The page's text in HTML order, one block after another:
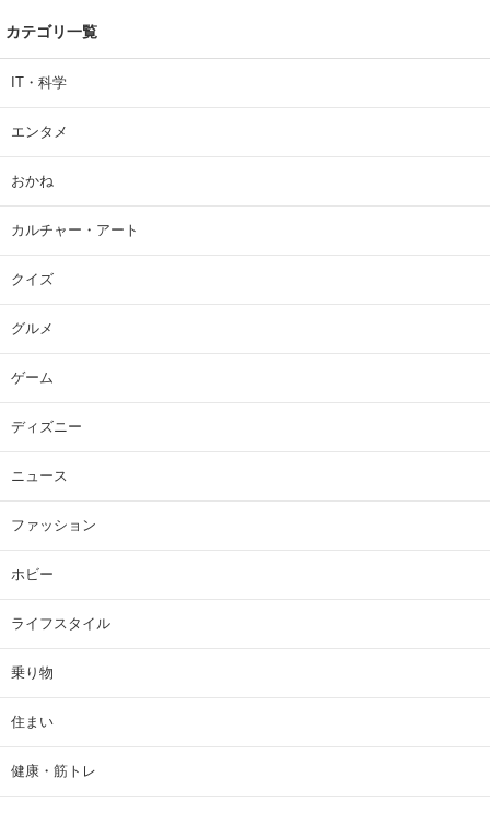
カテゴリ一覧
IT・科学
エンタメ
おかね
カルチャー・アート
クイズ
グルメ
ゲーム
ディズニー
ニュース
ファッション
ホビー
ライフスタイル
乗り物
住まい
健康・筋トレ